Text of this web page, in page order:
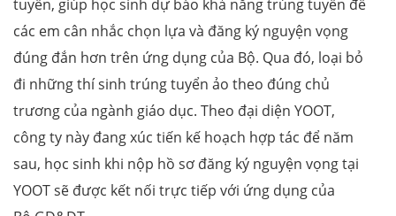
tuyển, giúp học sinh dự báo khả năng trúng tuyển để
các em cân nhắc chọn lựa và đăng ký nguyện vọng
đúng đắn hơn trên ứng dụng của Bộ. Qua đó, loại bỏ
đi những thí sinh trúng tuyển ảo theo đúng chủ
trương của ngành giáo dục. Theo đại diện YOOT,
công ty này đang xúc tiến kế hoạch hợp tác để năm
sau, học sinh khi nộp hồ sơ đăng ký nguyện vọng tại
YOOT sẽ được kết nối trực tiếp với ứng dụng của